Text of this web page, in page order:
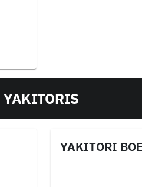
YAKITORIS
YAKITORI